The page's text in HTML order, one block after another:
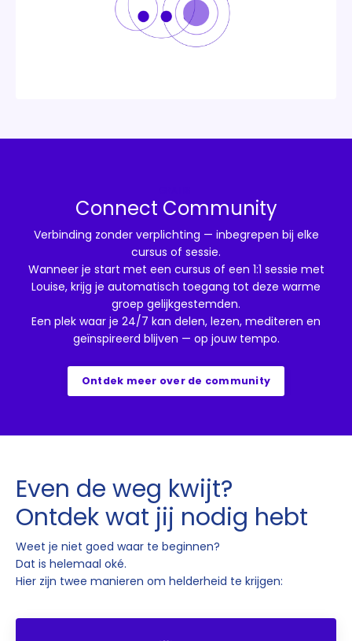
Connect Community
Verbinding zonder verplichting — inbegrepen bij elke
cursus of sessie.
Wanneer je start met een cursus of een 1:1 sessie met
Louise, krijg je automatisch toegang tot deze warme
groep gelijkgestemden.
Een plek waar je 24/7 kan delen, lezen, mediteren en
geïnspireerd blijven — op jouw tempo.
Ontdek meer over de community
Even de weg kwijt?
Ontdek wat jij nodig hebt
Weet je niet goed waar te beginnen?
Dat is helemaal oké.
Hier zijn twee manieren om helderheid te krijgen: